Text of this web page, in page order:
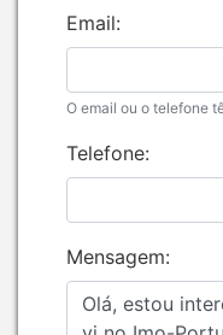
Email:
O email ou o telefone
Telefone:
Mensagem: